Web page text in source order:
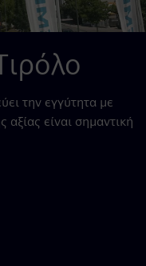
την εγγύτητα με
είναι σημαντική